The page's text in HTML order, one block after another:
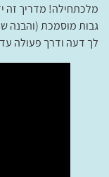
מלכתחילה! מדריך זה
גבות מוסמכת (והבנה
לך דעה ודרך פעולה